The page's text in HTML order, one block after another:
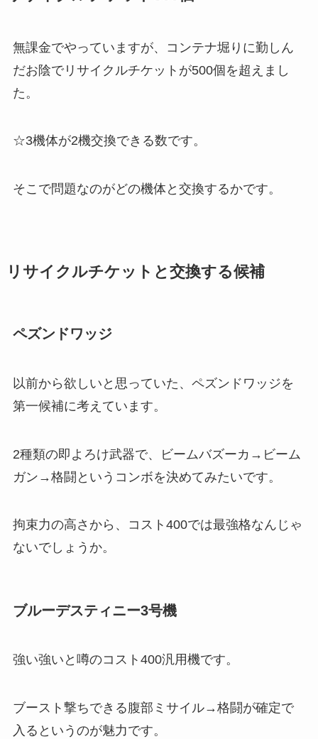
無課金でやっていますが、コンテナ堀りに勤しん
だお陰でリサイクルチケットが500個を超えまし
た。
☆3機体が2機交換できる数です。
そこで問題なのがどの機体と交換するかです。
リサイクルチケットと交換する候補
ペズンドワッジ
以前から欲しいと思っていた、ペズンドワッジを
第一候補に考えています。
2種類の即よろけ武器で、ビームバズーカ→ビーム
ガン→格闘というコンボを決めてみたいです。
拘束力の高さから、コスト400では最強格なんじゃ
ないでしょうか。
ブルーデスティニー3号機
強い強いと噂のコスト400汎用機です。
ブースト撃ちできる腹部ミサイル→格闘が確定で
入るというのが魅力です。